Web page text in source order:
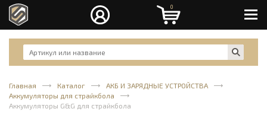
0
Главная Каталог
АКБ И ЗАРЯДНЫЕ УСТРОЙСТВА
Аккумуляторы для страйкбола
Аккумуляторы G&G для страйкбола